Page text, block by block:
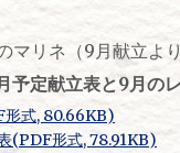
マリネ（9月献立より
予定献立表と9月の
形式, 80.66KB)
(PDF形式, 78.91KB)